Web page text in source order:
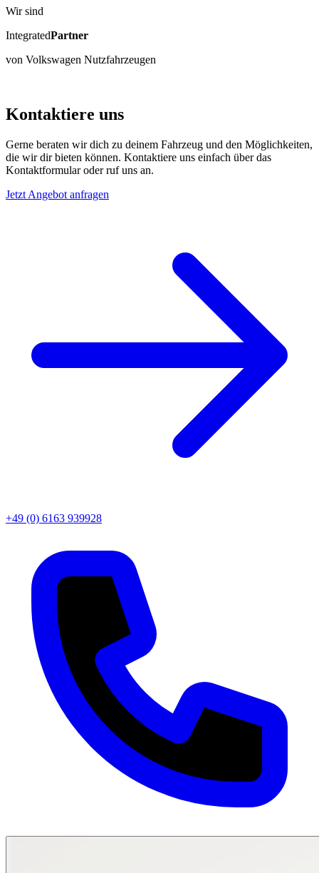
Wir sind
IntegratedPartner
von Volkswagen Nutzfahrzeugen
Kontaktiere uns
Gerne beraten wir dich zu deinem Fahrzeug und den Möglichkeiten,
die wir dir bieten können. Kontaktiere uns einfach über das
Kontaktformular oder ruf uns an.
Jetzt Angebot anfragen
+49 (0) 6163 939928